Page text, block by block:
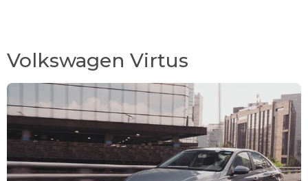
Volkswagen Virtus